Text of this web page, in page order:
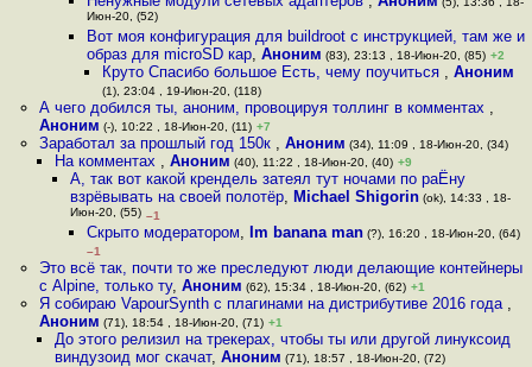
Июн-20, (52)
Вот моя конфигурация для buildroot с инструкцией, там же и
образ для microSD кар, Аноним (83), 23:13 , 18-Июн-20, (85) +2
Круто Спасибо большое Есть, чему поучиться , Аноним
(1), 23:04 , 19-Июн-20, (118)
А чего добился ты, аноним, провоцируя толлинг в комментах ,
Аноним (-), 10:22 , 18-Июн-20, (11) +7
Заработал за прошлый год 150к , Аноним (34), 11:09 , 18-Июн-20, (34)
На комментах , Аноним (40), 11:22 , 18-Июн-20, (40) +9
А, так вот какой крендель затеял тут ночами по раЁну
взрёвывать на своей полотёр, Michael Shigorin (ok), 14:33 , 18-
Июн-20, (55) –1
Скрыто модератором, Im banana man(?), 16:20 , 18-Июн-20, (64)
–1
Это всё так, почти то же преследуют люди делающие контейнеры
с Alpine, только ту, Аноним (62), 15:34 , 18-Июн-20, (62) +1
Я собираю VapourSynth с плагинами на дистрибутиве 2016 года ,
Аноним (71), 18:54 , 18-Июн-20, (71) +1
До этого релизил на трекерах, чтобы ты или другой линуксоид
виндузоид мог скачат, Аноним (71), 18:57 , 18-Июн-20, (72)